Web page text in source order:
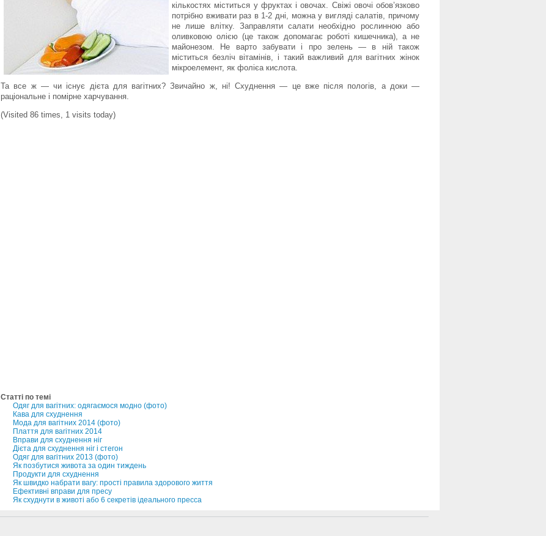
кількостях міститься у фруктах і овочах. Свіжі овочі обов’язково
потрібно вживати раз в 1-2 дні, можна у вигляді салатів, причому
не лише влітку. Заправляти салати необхідно рослинною або
оливковою олією (це також допомагає роботі кишечника), а не
майонезом. Не варто забувати і про зелень — в ній також
міститься безліч вітамінів, і такий важливий для вагітних жінок
мікроелемент, як фолієа кислота.
Та все ж — чи існує дієта для вагітних? Звичайно ж, ні! Схуднення — це вже після пологів, а доки —
раціональне і помірне харчування.
(Visited 86 times, 1 visits today)
Статті по темі
Одяг для вагітних: одягаємося модно (фото)
Кава для схуднення
Мода для вагітних 2014 (фото)
Плаття для вагітних 2014
Вправи для схуднення ніг
Дієта для схуднення ніг і стегон
Одяг для вагітних 2013 (фото)
Як позбутися живота за один тиждень
Продукти для схуднення
Як швидко набрати вагу: прості правила здорового життя
Ефективні вправи для пресу
Як схуднути в животі або 6 секретів ідеального пресса